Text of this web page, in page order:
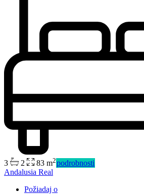
3 2 83 m2podrobnosti
Andalusia Real
Požiadaj o